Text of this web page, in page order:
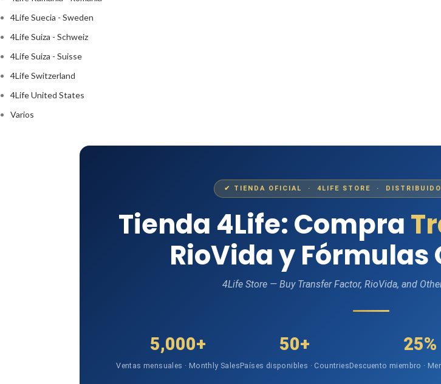
4Life Suecia - Sweden
4Life Suiza - Schweiz
4Life Suiza - Suisse
4Life Switzerland
4Life United States
Varios
✔ TIENDA OFICIAL · 4LIFE STORE ·
Tienda 4Life: Compra
RioVida y Fórmulas
4Life Store — Buy Transfer Factor, RioVida, and
5,000+
Ventas mensuales · Monthly Sales
50+
Países disponibles · Countries
25%
Descuento miembro ·